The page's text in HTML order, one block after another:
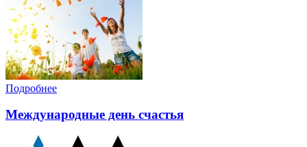
Подробнее
Международные день счастья